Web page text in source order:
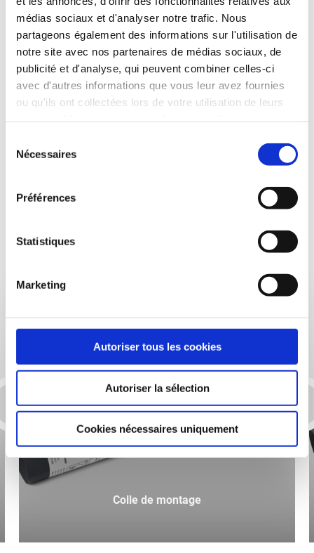
médias sociaux et d'analyser notre trafic. Nous
partageons également des informations sur l'utilisation de
notre site avec nos partenaires de médias sociaux, de
publicité et d'analyse, qui peuvent combiner celles-ci
avec d'autres informations que vous leur avez fournies
ou qu'ils ont collectées lors de votre utilisation de leurs
moment votre décision concernant les cookies inutiles.
Nécessaires
Préférences
Statistiques
Marketing
Autoriser tous les cookies
Autoriser la sélection
Cookies nécessaires uniquement
Image 1 / 3
Téléchargements sur le produit
Colle de montage